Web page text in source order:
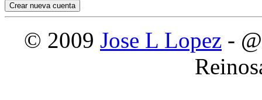
© 2009 Jose L Lopez -